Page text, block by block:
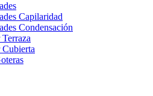
Capilaridad
Condensación